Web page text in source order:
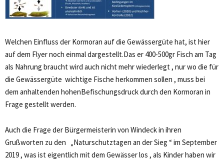
Welchen Einfluss der Kormoran auf die Gewässergüte hat, ist hier
auf dem Flyer noch einmal dargestellt.Das er 400-500gr Fisch am Tag
als Nahrung braucht wird auch nicht mehr wiederlegt , nur wo die für
die Gewässergüte wichtige Fische herkommen sollen , muss bei
dem anhaltenden hohenBefischungsdruck durch den Kormoran in
Frage gestellt werden.
Auch die Frage der Bürgermeisterin von Windeck in ihren
Grußworten zu den „Naturschutztagen an der Sieg “ im September
2019 , was ist eigentlich mit dem Gewässer los , als Kinder haben wir